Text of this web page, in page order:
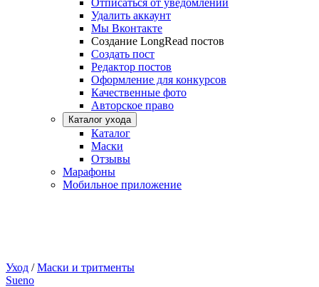
Отписаться от уведомлений
Удалить аккаунт
Мы Вконтакте
Создание LongRead постов
Создать пост
Редактор постов
Оформление для конкурсов
Качественные фото
Авторское право
Каталог ухода
Каталог
Маски
Отзывы
Марафоны
Мобильное приложение
Уход /Маски и тритменты
Sueno